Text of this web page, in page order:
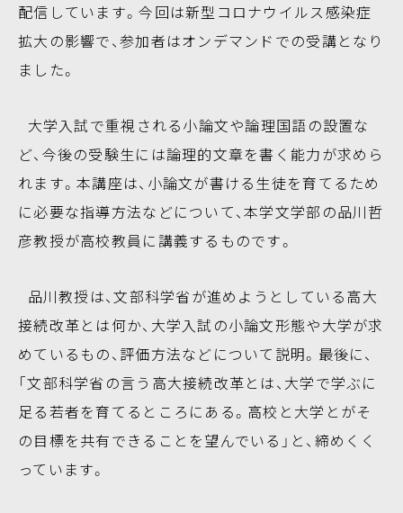
配信しています。今回は新型コロナウイルス感染症
拡大の影響で、参加者はオンデマンドでの受講となり
ました。
大学入試で重視される小論文や論理国語の設置な
ど、今後の受験生には論理的文章を書く能力が求めら
れます。本講座は、小論文が書ける生徒を育てるため
に必要な指導方法などについて、本学文学部の品川哲
彦教授が高校教員に講義するものです。
品川教授は、文部科学省が進めようとしている高大
接続改革とは何か、大学入試の小論文形態や大学が求
めているもの、評価方法などについて説明。最後に、
「文部科学省の言う高大接続改革とは、大学で学ぶに
足る若者を育てるところにある。高校と大学とがそ
の目標を共有できることを望んでいる」と、締めくく
っています。